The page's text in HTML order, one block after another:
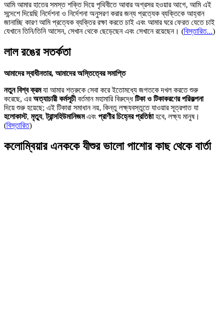
আমি আমার হাতের সমস্ত শক্তি দিয়ে পৃথিবীতে আবার অগ্রসর হওয়ার আগে, আমি এই
সন্দেশে দিয়েছি নির্দেশনা ও নির্দেশনা অনুসরণ করার জন্য প্রত্যেক ব্যক্তিকে আহ্বান
জানাচ্ছি কারণ আমি প্রত্যেক ব্যক্তির রক্ষা করতে চাই এবং আমার ঘরে ফেরত যেতে চাই
যেখানে তিনি/তিনি আসেন, সেখান থেকে ছেড়েছেন এবং সেখানে রয়েছেন। (বিস্তারিত...)
লাল রঙের সতর্কতা
আমাদের স্বাধীনতার, আমাদের অস্তিত্বের সমাপ্তি
নতুন বিশ্ব ক্রমযা আমার শত্রুকে সেবা করে ইতোমধ্যে জগতকে দখল করতে শুরু
করেছে, এরঅত্যাচারী কর্মসূচীবর্তমান মহামারি বিরুদ্ধেটিকা ও টিকাকরণের পরিকল্পনা
দিয়ে শুরু হয়েছে; এই টিকারা সমাধান নয়, কিন্তু লক্ষ্যবস্তুতে যাওয়ার সূত্রপাত যা
হলোকাস্ট, মৃত্যু,ট্রান্সহিউমানিজমএবং প্রাণীর চিহ্নের প্রতিষ্ঠাহবে, লক্ষ্য মানুষ।
(বিস্তারিত)
কলোম্বিয়ার এনককে যীশুর ভালো পাশোর কাছ থেকে বার্তা